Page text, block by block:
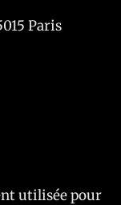
Paris
utilisée pour